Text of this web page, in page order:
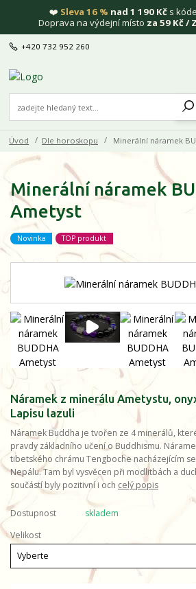
❤️ Sleva 16 % nad 1 190 Kč s
Doprava na výdejní místo za 59 Kč /
+420 732 952 260
Úvod Dle horoskopu Minerální náramek
Minerální náramek
Ametyst
Novinka TOP produkt
Náramek z minerálu Ametystu,
Lapisu lazuli
Náramek Buddha je tvořen ze 4 minerálů,
pravdy základního učení o Buddhismu.
tibetského chrámu Tengboche nacházejícím
Nepálu. Tam byl vysvěcen při modlitbách a
součástí byly pozitivní i och celý popis
Dostupnost
skladem
Velikost